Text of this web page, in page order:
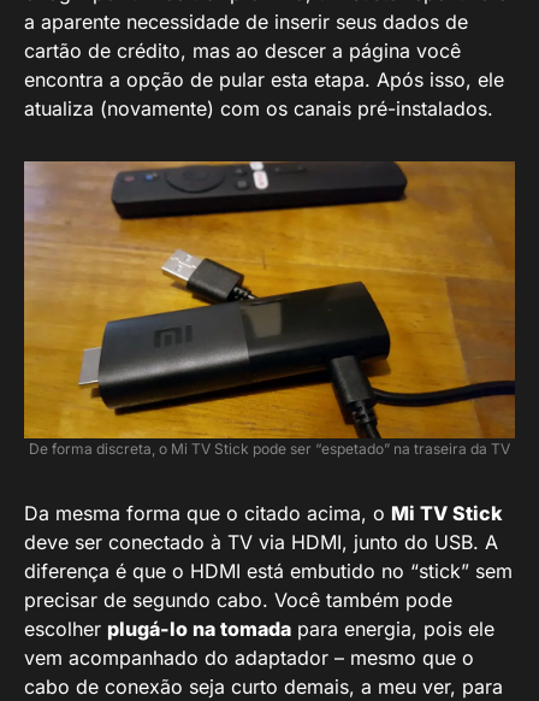
a aparente necessidade de inserir seus dados de
cartão de crédito, mas ao descer a página você
encontra a opção de pular esta etapa. Após isso, ele
atualiza (novamente) com os canais pré-instalados.
De forma discreta, o Mi TV Stick pode ser “espetado” na traseira da TV
Da mesma forma que o citado acima, o Mi TV Stick
deve ser conectado à TV via HDMI, junto do USB. A
diferença é que o HDMI está embutido no “stick” sem
precisar de segundo cabo. Você também pode
escolher plugá-lo na tomada para energia, pois ele
vem acompanhado do adaptador – mesmo que o
cabo de conexão seja curto demais, a meu ver, para